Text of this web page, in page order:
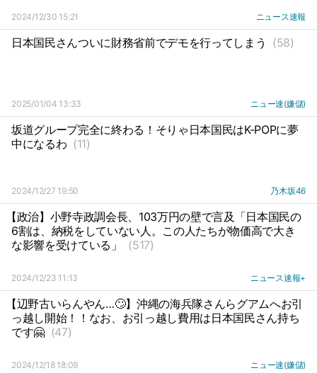
2024/12/30 15:21 ニュース速報
日本国民さんついに財務省前でデモを行ってしまう (58)
2025/01/04 13:33 ニュー速(嫌儲)
坂道グループ完全に終わる！そりゃ日本国民はK-POPに夢
中になるわ (11)
2024/12/27 19:50 乃木坂46
【政治】小野寺政調会長、103万円の壁で言及「日本国民の
6割は、納税をしていない人。この人たちが物価高で大き
な影響を受けている」
(517)
2024/12/23 11:13 ニュース速報+
【辺野古いらんやん…🙄】沖縄の海兵隊さんらグアムへお引
っ越し開始！！なお、お引っ越し費用は日本国民さん持ち
です🤗 (47)
2024/12/18 18:09 ニュー速(嫌儲)